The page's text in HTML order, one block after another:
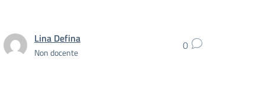
Lina Defina
Non docente 0